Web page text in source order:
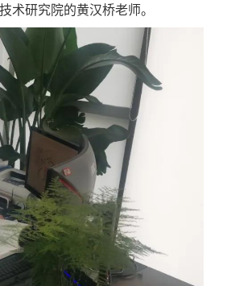
研究院的黄汉桥老师。